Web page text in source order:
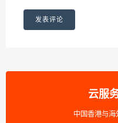
云服
中国香港与